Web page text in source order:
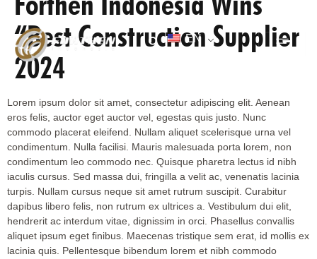
EN
“Best Construction Supplier
2024
Lorem ipsum dolor sit amet, consectetur adipiscing elit. Aenean
eros felis, auctor eget auctor vel, egestas quis justo. Nunc
commodo placerat eleifend. Nullam aliquet scelerisque urna vel
condimentum. Nulla facilisi. Mauris malesuada porta lorem, non
condimentum leo commodo nec. Quisque pharetra lectus id nibh
iaculis cursus. Sed massa dui, fringilla a velit ac, venenatis lacinia
turpis. Nullam cursus neque sit amet rutrum suscipit. Curabitur
dapibus libero felis, non rutrum ex ultrices a. Vestibulum dui elit,
hendrerit ac interdum vitae, dignissim in orci. Phasellus convallis
aliquet ipsum eget finibus. Maecenas tristique sem erat, id mollis ex
lacinia quis. Pellentesque bibendum lorem et nibh commodo